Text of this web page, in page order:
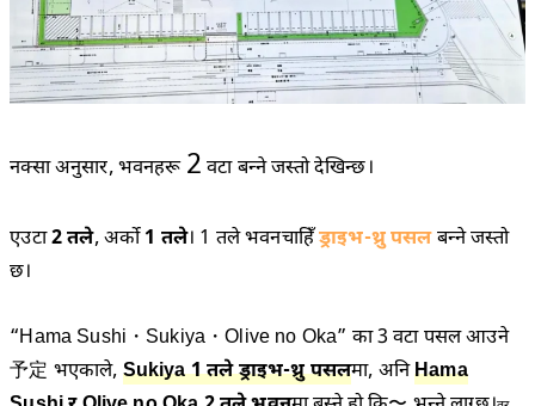
नक्सा अनुसार, भवनहरू 2 वटा बन्ने जस्तो देखिन्छ।
एउटा2 तले, अर्को1 तले। 1 तले भवनचाहिँड्राइभ-थ्रु पसलबन्ने जस्तो
छ।
“Hama Sushi・Sukiya・Olive no Oka” का 3 वटा पसल आउने
予定 भएकाले, Sukiya 1 तले ड्राइभ-थ्रु पसलमा, अनिHama